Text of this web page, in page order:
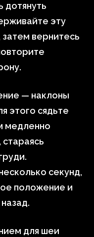
дотянуть
эту
затем вернитесь
— наклоны
этого сядьте
медленно
секунд,
положение и
для шеи